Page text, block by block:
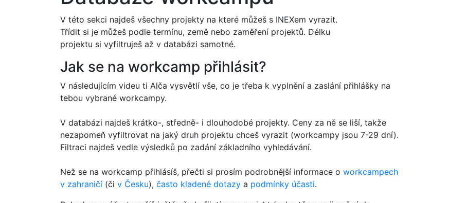
V této sekci najdeš všechny projekty na které můžeš s INEXem vyrazit.
Třídit si je můžeš podle termínu, země nebo zaměření projektů. Délku
projektu si vyfiltruješ až v databázi samotné.
Jak se na workcamp přihlásit?
V následujícím videu ti Alča vysvětlí vše, co je třeba k vyplnění a zaslání přihlášky na
tebou vybrané workcampy.
V databázi najdeš krátko-, středně- i dlouhodobé projekty. Ceny za ně se liší, takže
nezapomeň vyfiltrovat na jaký druh projektu chceš vyrazit (workcampy jsou 7-29 dní).
Filtraci najdeš vedle výsledků po zadání základního vyhledávání.
Než se na workcamp přihlásíš, přečti si prosím podrobnější informace o workcampech
v zahraničí (či v Česku), často kladené dotazy a podmínky účasti.